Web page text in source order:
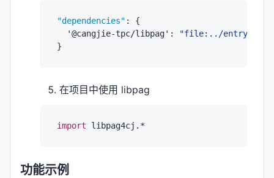
"dependencies" :
{
  '@cangjie-tpc/libpag'
:
"file:../entry/har/
}
在项目中使用 libpag
import libpag4cj.*
功能示例